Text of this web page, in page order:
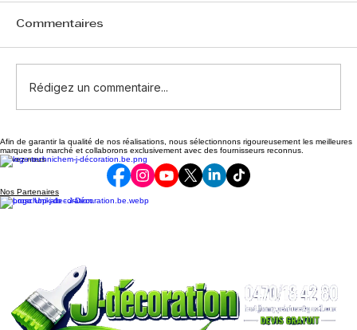
Peindre un mur humide traité sans
faire d’erreur
Rédigez un commentaire...
Afin de garantir la qualité de nos réalisations, nous sélectionnons rigoureusement les meilleures
marques du marché et collaborons exclusivement avec des fournisseurs reconnus.
Nos Partenaires